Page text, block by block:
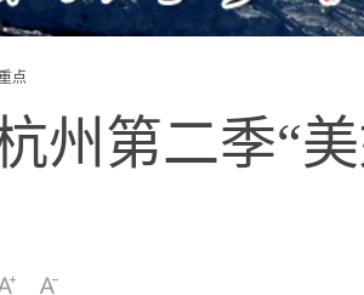
点
州第二季“